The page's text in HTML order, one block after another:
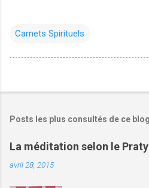
Carnets Spirituels
Posts les plus consultés de ce blog
La méditation selon le
avril 28, 2015